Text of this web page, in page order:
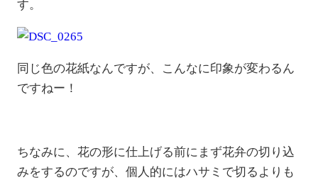
す。
同じ色の花紙なんですが、こんなに印象が変わるん
ですねー！
ちなみに、花の形に仕上げる前にまず花弁の切り込
みをするのですが、個人的にはハサミで切るよりも